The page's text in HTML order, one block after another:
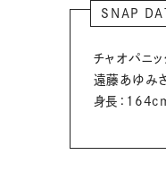
SNAP
チャオパニッ
遠藤あゆみ
身長：